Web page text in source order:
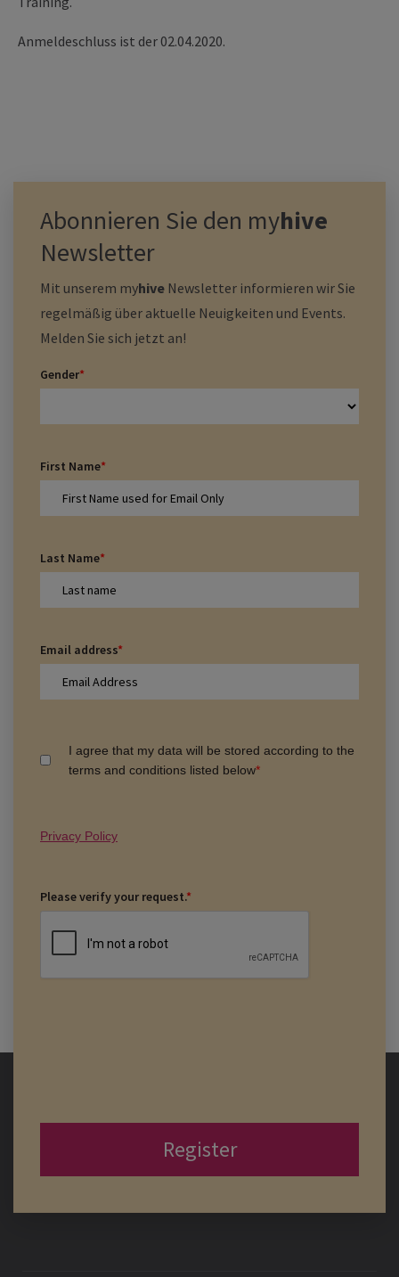
Anmeldeschluss ist der 02.04.2020.
Abonnieren Sie den myhive
Newsletter
Mit unserem myhive Newsletter informieren wir Sie
regelmäßig über aktuelle Neuigkeiten und Events.
Melden Sie sich jetzt an!
Gender*
First Name*
Last Name*
Email address*
I agree that my data will be stored according to the
terms and conditions listed below*
Privacy Policy
Please verify your request.*
Register